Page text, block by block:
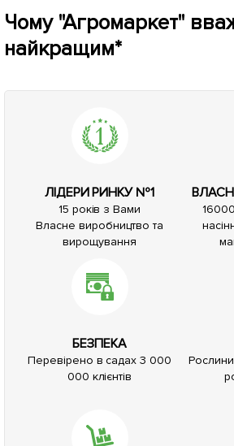
Чому "Агромаркет"
найкращим*
ЛІДЕРИ РИНКУ №1
15 років з Вами
Власне виробництво та
вирощування
БЕЗПЕКА
Перевірено в садах 3 000
000 клієнтів